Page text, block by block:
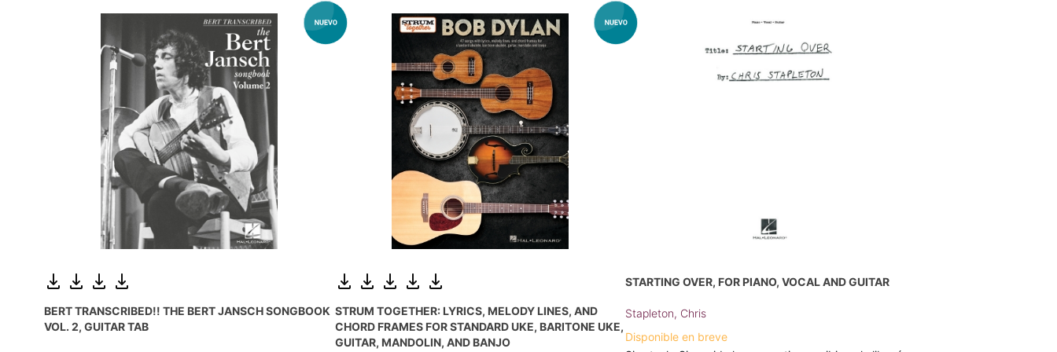
BERT TRANSCRIBED!! THE BERT JANSCH SONGBOOK
VOL. 2, GUITAR TAB
STRUM TOGETHER: LYRICS, MELODY LINES, AND
CHORD FRAMES FOR STANDARD UKE, BARITONE UKE,
GUITAR, MANDOLIN, AND BANJO
STARTING OVER, FOR PIANO, VOCAL AND GUITAR
Stapleton, Chris
Disponible en breve